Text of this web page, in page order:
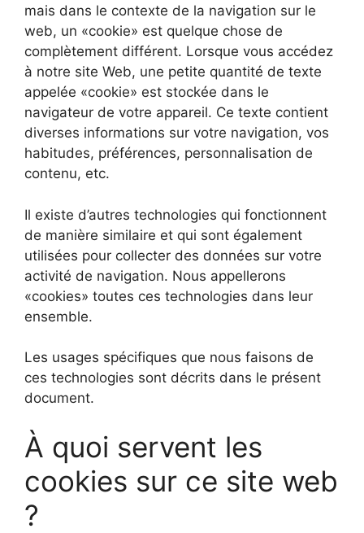
mais dans le contexte de la navigation sur le
web, un «cookie» est quelque chose de
complètement différent. Lorsque vous accédez
à notre site Web, une petite quantité de texte
appelée «cookie» est stockée dans le
navigateur de votre appareil. Ce texte contient
diverses informations sur votre navigation, vos
habitudes, préférences, personnalisation de
contenu, etc.
Il existe d’autres technologies qui fonctionnent
de manière similaire et qui sont également
utilisées pour collecter des données sur votre
activité de navigation. Nous appellerons
«cookies» toutes ces technologies dans leur
ensemble.
Les usages spécifiques que nous faisons de
ces technologies sont décrits dans le présent
document.
À quoi servent les
cookies sur ce site web
?